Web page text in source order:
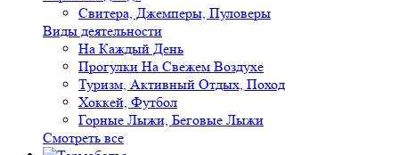
Свитера, Джемперы, Пуловеры
Виды деятельности
На Каждый День
Прогулки На Свежем Воздухе
Туризм, Активный Отдых, Поход
Хоккей, Футбол
Горные Лыжи, Беговые Лыжи
Смотреть все